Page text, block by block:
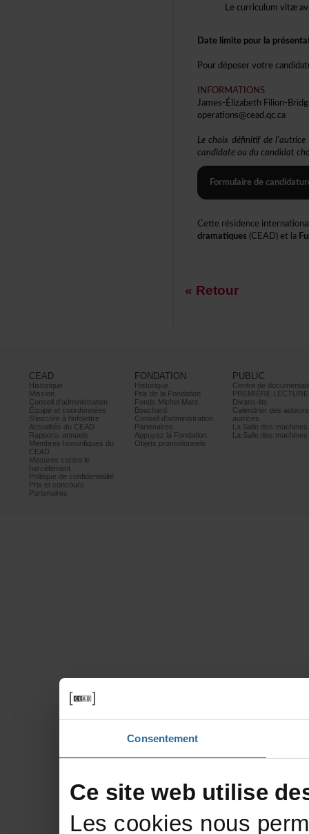
Consentement
INFORMATIONS
James-ÉlizabethFilion-
operations@cead.qc.ca
dramatiques (CEAD)etla
«Retour
CEAD
Historique
Mission
Conseild’administration
Équipeetcoordonnées
S’inscrireàl’infolettre
ActualitésduCEAD
Rapportsannuels
Membreshonorifiquesdu
CEAD
Mesurescontrele
harcèlement
Politiquedeconfidentialité
Prixetconcours
Partenaires
FONDATION
Historique
PrixdelaFondation
FondsMichelMarc
Bouchard
Conseild’administration
Partenaires
AppuyezlaFondation
Objetspromotionnels
PUBLIC
PREMIÈRELECTURE
Divans-lits
autrices